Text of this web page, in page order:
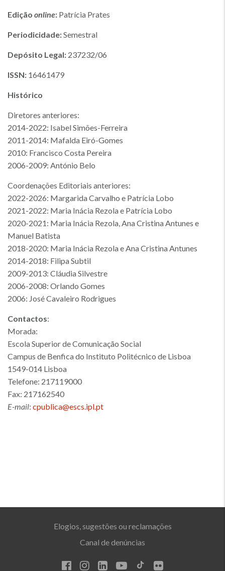
Edição online: Patrícia Prates
Periodicidade:Semestral
Depósito Legal: 237232/06
ISSN: 16461479
Histórico
Diretores anteriores:
2014-2022: Isabel Simões-Ferreira
2011-2014: Mafalda Eiró-Gomes
2010: Francisco Costa Pereira
2006-2009: António Belo
Coordenações Editoriais anteriores:
2022-2026: Margarida Carvalho e Patrícia Lobo
2021-2022: Maria Inácia Rezola e Patrícia Lobo
2020-2021: Maria Inácia Rezola, Ana Cristina Antunes e
Manuel Batista
2018-2020: Maria Inácia Rezola e Ana Cristina Antunes
2014-2018: Filipa Subtil
2009-2013: Cláudia Silvestre
2006-2008: Orlando Gomes
2006: José Cavaleiro Rodrigues
Contactos:
Morada:
Escola Superior de Comunicação Social
Campus de Benfica do Instituto Politécnico de Lisboa
1549-014 Lisboa
Telefone: 217119000
Fax: 217162540
E-mail: cpublica@escs.ipl.pt
Elogios, sugestões ou reclamações
Canal de denúncias